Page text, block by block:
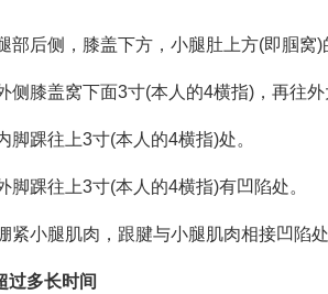
后侧，膝盖下方，小腿肚上方(即腘窝)
膝盖窝下面3寸(本人的4横指)，再往外
踝往上3寸(本人的4横指)处。
踝往上3寸(本人的4横指)有凹陷处。
小腿肌肉，跟腱与小腿肌肉相接凹陷
多长时间